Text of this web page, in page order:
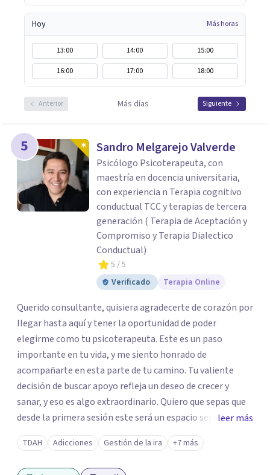
Hoy Más horas
13:00 14:00
15:00
16:00
17:00 18:00
Anterior Más días Siguiente
5 Sandro Melgarejo Valverde
Psicólogo Psicoterapeuta, con
maestría en docencia universitaria,
con experiencia n Terapia cognitivo
conductual TCC y terapias de tercera
generación ( Terapia de Aceptación y
Compromiso y Terapia Dialectico
Conductual)
5 / 5
Verificado
Terapia Online
Querido consultante, quisiera agradecerte de corazón por
llegar hasta aquí y tener la oportunidad de poder
elegirme como tu psicoterapeuta. Este es un paso
importante en tu vida, y me siento honrado de
acompañarte en esta parte de tu camino. Tu valiente
decisión de buscar apoyo refleja un deseo de crecer y
sanar, y eso es algo extraordinario. Quiero que sepas que
desde la primera sesión este será un espacio seguro
donde podrás expresar lo que sientes y piensas sin juicio.
Sabes que cada persona es única y va a su propio ritmo,
como tal valoraré tu tiempo, espacio y decisión de
leer más
TDAH Adicciones Gestión de la ira +7 más